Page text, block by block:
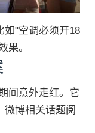
如"空调必须开18
果。
间意外走红。它
微博相关话题阅